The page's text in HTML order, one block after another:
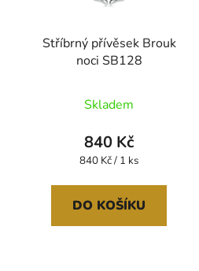
Stříbrný přívěsek Brouk
noci SB128
Skladem
840 Kč
Měrná
840 Kč / 1 ks
DO KOŠÍKU